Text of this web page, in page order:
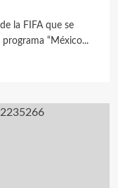
la FIFA que se
“México...